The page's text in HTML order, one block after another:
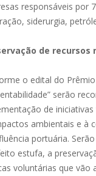
responsáveis por
siderurgia,
de
o edital do
serão
de
ambientais e à
portuária.
estufa, a
voluntárias que vão